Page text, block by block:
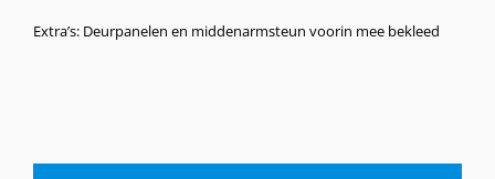
Extra’s: Deurpanelen en middenarmsteun voorin mee bekleed